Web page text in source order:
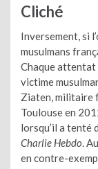
Cliché
Inversement, si
musulmans
Chaque attentat
victime
Ziaten, militaire
Toulouse en
lorsqu’il a tenté
Charlie Hebdo .
en contre-